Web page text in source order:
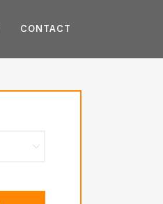
CONTACT